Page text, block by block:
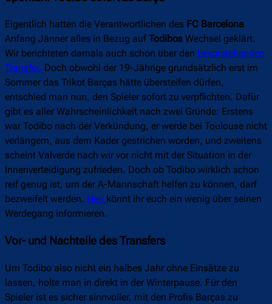
Eigentlich hatten die Verantwortlichen des FC Barcelona
Anfang Jänner alles in Bezug auf Todibos Wechsel geklärt.
Wir berichteten damals auch schon über den bevorstehenden
Transfer. Doch obwohl der 19-Jährige grundsätzlich erst im
Sommer das Trikot Barças hätte übersteifen dürfen,
entschied man nun, den Spieler sofort zu verpflichten. Dafür
gibt es aller Wahrscheinlichkeit nach zwei Gründe: Erstens
war Todibo nach der Verkündung, er werde bei Toulouse nicht
verlängern, aus dem Kader gestrichen worden, und zweitens
scheint Valverde nach wir vor nicht mit der Situation in der
Innenverteidigung zufrieden. Doch ob Todibo wirklich schon
reif genug ist, um der A-Mannschaft helfen zu können, darf
bezweifelt werden. Hier könnt ihr euch ein wenig über seinen
Werdegang informieren.
Vor- und Nachteile des Transfers
Um Todibo also nicht ein halbes Jahr ohne Einsätze zu
lassen, holte man in direkt in der Winterpause. Für den
Spieler ist es sicher sinnvoller, mit den Profis Barças zu